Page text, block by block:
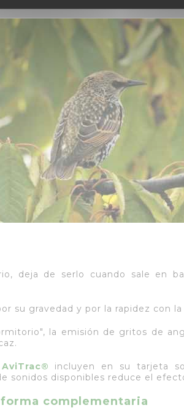
deja de serlo cuando sale en
su gravedad y por la rapidez con
la emisión de gritos de
AviTrac® incluyen en su tarjeta
sonidos disponibles reduce el
complementaria